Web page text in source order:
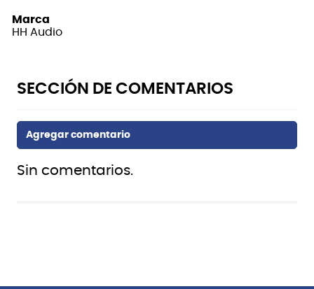
Marca
HH Audio
Sin comentarios.